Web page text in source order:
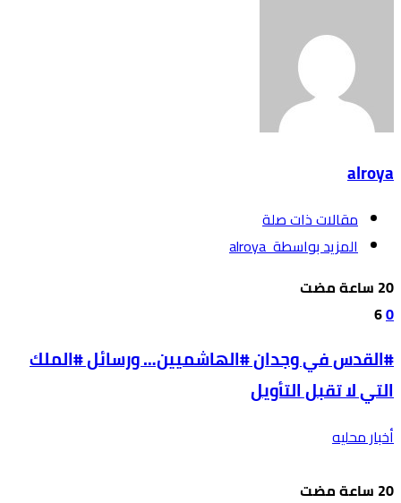
alroya
‫مقالات ذات صلة‬
‫‫المزيد بواسطة‬ ‬ alroya
0
6
#القدس في وجدان #الهاشميين… ورسائل #الملك
التي لا تقبل التأويل
أخبار محليه